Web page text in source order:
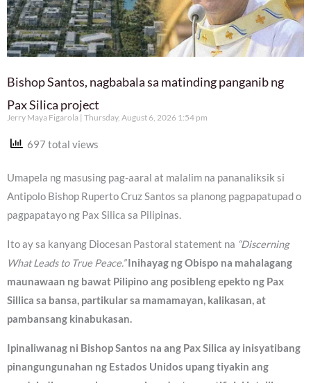
Bishop Santos, nagbabala sa matinding panganib ng
Pax Silica project
Jerry Maya Figarola Thursday, August 6, 2026 1:54 pm
697 total views
Umapela ng masusing pag-aaral at malalim na pananaliksik si
Antipolo Bishop Ruperto Cruz Santos sa planong pagpapatupad o
pagpapatayo ng Pax Silica sa Pilipinas.
Ito ay sa kanyang Diocesan Pastoral statement na “Discerning
What Leads to True Peace.”Inihayag ng Obispo na mahalagang
maunawaan ng bawat Pilipino ang posibleng epekto ng Pax
Sillica sa bansa, partikular sa mamamayan, kalikasan, at
pambansang kinabukasan.
Ipinaliwanag ni Bishop Santos na ang Pax Silica ay inisyatibang
pinangungunahan ng Estados Unidos upang tiyakin ang